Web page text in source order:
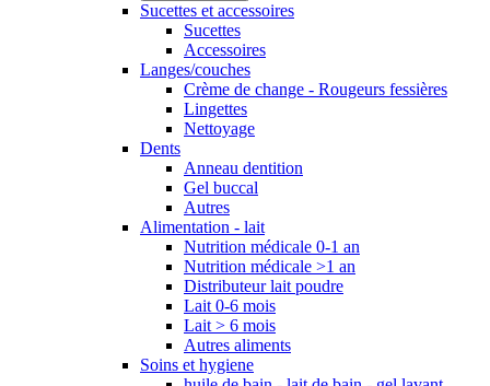
Sucettes et accessoires
Sucettes
Accessoires
Langes/couches
Crème de change - Rougeurs fessières
Lingettes
Nettoyage
Dents
Anneau dentition
Gel buccal
Autres
Alimentation - lait
Nutrition médicale 0-1 an
Nutrition médicale >1 an
Distributeur lait poudre
Lait 0-6 mois
Lait > 6 mois
Autres aliments
Soins et hygiene